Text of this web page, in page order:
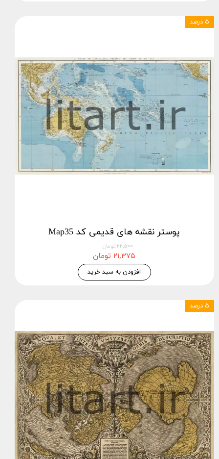
پوستر نقشه های قدیمی کد Map35
۲۲,۵۰۰ تومان
۲۱,۳۷۵ تومان
افزودن به سبد خرید
۵ درصد
۵ درصد